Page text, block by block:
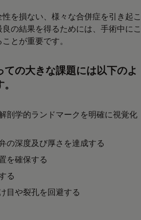
を損ない、様々な合併症を引き起こ
の結果を得るためには、手術中にこ
とが重要です。
の大きな課題には以下のよ
剖学的ランドマークを明確に視覚化
の深度及び厚さを達成する
を確保する
る
目や裂孔を回避する